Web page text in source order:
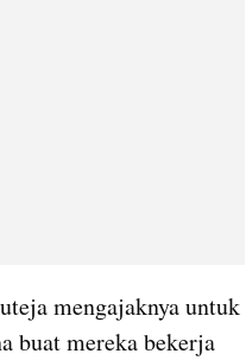
mengajaknya untuk
buat mereka bekerja